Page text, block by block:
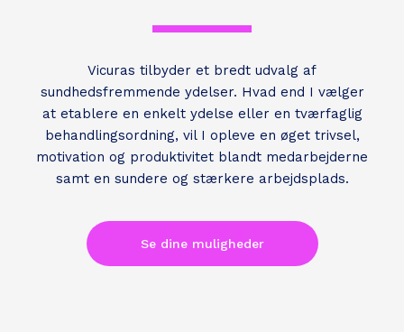
Vicuras tilbyder et bredt udvalg af
sundhedsfremmende ydelser. Hvad end I vælger
at etablere en enkelt ydelse eller en tværfaglig
behandlingsordning, vil I opleve en øget trivsel,
motivation og produktivitet blandt medarbejderne
samt en sundere og stærkere arbejdsplads.
Se dine muligheder